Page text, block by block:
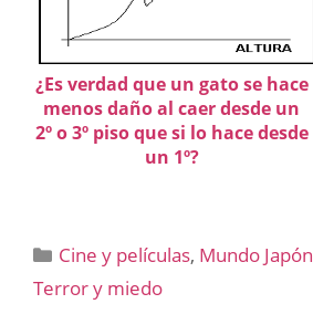
¿Es verdad que un gato se hace
menos daño al caer desde un
2º o 3º piso que si lo hace desde
un 1º?
Categorías
Cine y películas, Mundo Japón
Terror y miedo